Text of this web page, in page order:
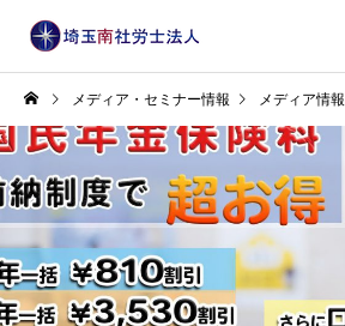
メディア・セミナー情報 メディア情報